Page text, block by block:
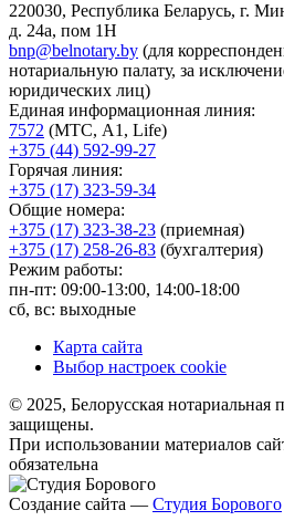
220030, Республика Беларусь, г.
д. 24а, пом 1Н
bnp@belnotary.by (для
нотариальную палату, за
юридических лиц)
Единая информационная линия:
7572 (МТС, A1, Life)
+375 (44) 592-99-27
Горячая линия:
+375 (17) 323-59-34
Общие номера:
+375 (17) 323-38-23 (приемная)
+375 (17) 258-26-83 (бухгалтерия)
Режим работы:
пн-пт: 09:00-13:00, 14:00-18:00
сб, вс: выходные
Карта сайта
Выбор настроек cookie
© 2025, Белорусская нотариальная
защищены.
При использовании материалов
обязательна
Создание сайта — Студия Борового